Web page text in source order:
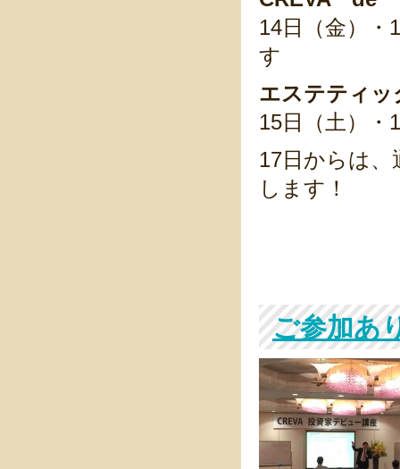
14日（金）
す
エステティ
15日（土）
17日からは
します！
ご参加あ